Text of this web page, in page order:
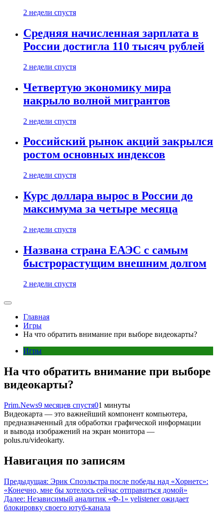
2 недели спустя
Средняя начисленная зарплата в
России достигла 110 тысяч рублей
2 недели спустя
Четвертую экономику мира
накрыло волной мигрантов
2 недели спустя
Российский рынок акций закрылся
ростом основных индексов
2 недели спустя
Курс доллара вырос в России до
максимума за четыре месяца
2 недели спустя
Названа страна ЕАЭС с самым
быстрорастущим внешним долгом
2 недели спустя
Главная
Игры
На что обратить внимание при выборе видеокарты?
Игры
На что обратить внимание при выборе
видеокарты?
Prim.News9 месяцев спустя01 минуты
Видеокарта — это важнейший компонент компьютера,
предназначенный для обработки графической информации
и вывода изображений на экран монитора —
polus.ru/videokarty.
Навигация по записям
Предыдущая: Эрик Споэльстра после победы над «Хорнетс»:
«Конечно, мне бы хотелось сейчас отправиться домой»
Далее: Независимый аналитик «Ф-1» yelistener ожидает
блокировку своего ютуб-канала